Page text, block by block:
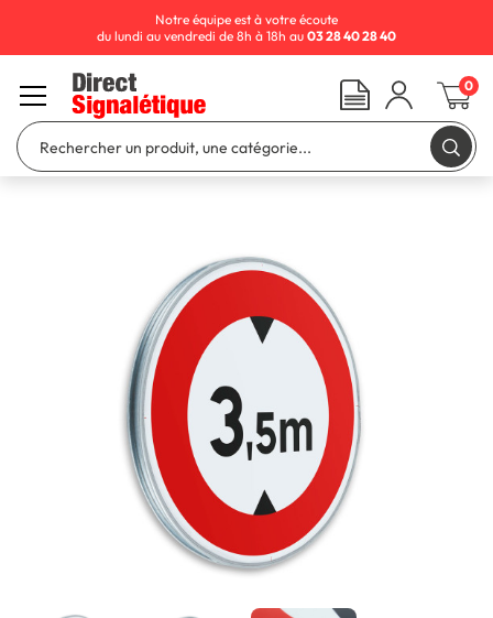
Notre équipe est à votre écoute
du lundi au vendredi de 8h à 18h au 03 28 40 28 40
0